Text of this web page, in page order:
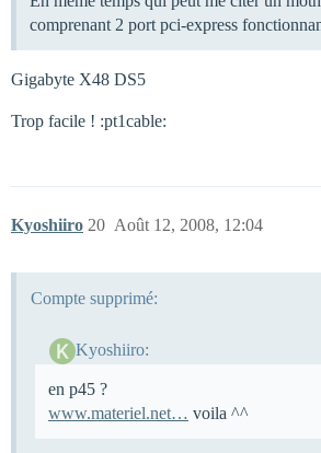
comprenant 2 port pci-express
Gigabyte X48 DS5
Trop facile ! :pt1cable:
Kyoshiiro Août 12, 2008, 12:04
20
Compte supprimé:
Kyoshiiro:
en p45 ?
www.materiel.net… voila ^^